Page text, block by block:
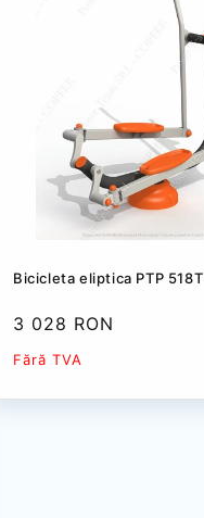
Bicicleta eliptica РТР 518T
Preț
redus
3 028 RON
Fără TVA